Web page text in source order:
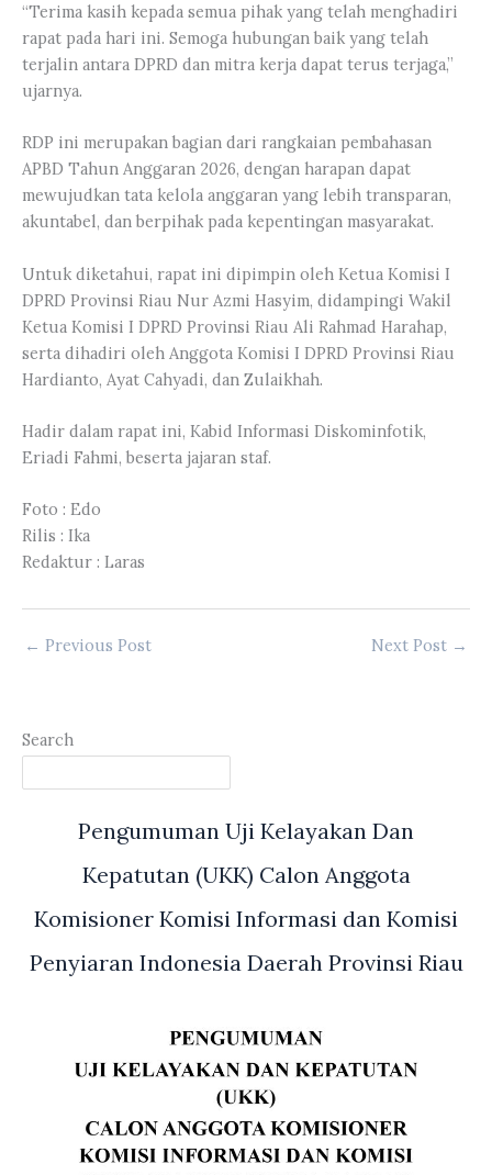
“Terima kasih kepada semua pihak yang telah menghadiri
rapat pada hari ini. Semoga hubungan baik yang telah
terjalin antara DPRD dan mitra kerja dapat terus terjaga,”
ujarnya.
RDP ini merupakan bagian dari rangkaian pembahasan
APBD Tahun Anggaran 2026, dengan harapan dapat
mewujudkan tata kelola anggaran yang lebih transparan,
akuntabel, dan berpihak pada kepentingan masyarakat.
Untuk diketahui, rapat ini dipimpin oleh Ketua Komisi I
DPRD Provinsi Riau Nur Azmi Hasyim, didampingi Wakil
Ketua Komisi I DPRD Provinsi Riau Ali Rahmad Harahap,
serta dihadiri oleh Anggota Komisi I DPRD Provinsi Riau
Hardianto, Ayat Cahyadi, dan Zulaikhah.
Hadir dalam rapat ini, Kabid Informasi Diskominfotik,
Eriadi Fahmi, beserta jajaran staf.
Foto : Edo
Rilis : Ika
Redaktur : Laras
← Previous Post Next Post →
Search
Pengumuman Uji Kelayakan Dan
Kepatutan (UKK) Calon Anggota
Komisioner Komisi Informasi dan Komisi
Penyiaran Indonesia Daerah Provinsi Riau